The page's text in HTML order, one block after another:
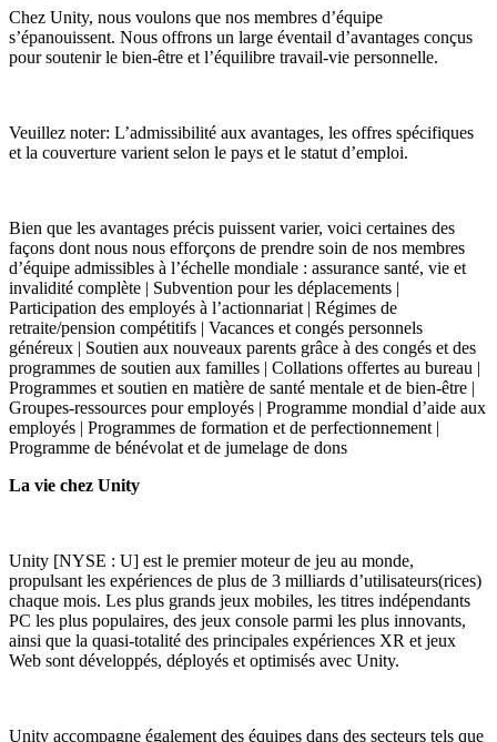
Chez Unity, nous voulons que nos membres d’équipe
s’épanouissent. Nous offrons un large éventail d’avantages conçus
pour soutenir le bien-être et l’équilibre travail-vie personnelle.
Veuillez noter: L’admissibilité aux avantages, les offres spécifiques
et la couverture varient selon le pays et le statut d’emploi.
Bien que les avantages précis puissent varier, voici certaines des
façons dont nous nous efforçons de prendre soin de nos membres
d’équipe admissibles à l’échelle mondiale : assurance santé, vie et
invalidité complète | Subvention pour les déplacements |
Participation des employés à l’actionnariat | Régimes de
retraite/pension compétitifs | Vacances et congés personnels
généreux | Soutien aux nouveaux parents grâce à des congés et des
programmes de soutien aux familles | Collations offertes au bureau |
Programmes et soutien en matière de santé mentale et de bien-être |
Groupes-ressources pour employés | Programme mondial d’aide aux
employés | Programmes de formation et de perfectionnement |
Programme de bénévolat et de jumelage de dons
La vie chez Unity
Unity [NYSE : U] est le premier moteur de jeu au monde,
propulsant les expériences de plus de 3 milliards d’utilisateurs(rices)
chaque mois. Les plus grands jeux mobiles, les titres indépendants
PC les plus populaires, des jeux console parmi les plus innovants,
ainsi que la quasi-totalité des principales expériences XR et jeux
Web sont développés, déployés et optimisés avec Unity.
Unity accompagne également des équipes dans des secteurs tels que